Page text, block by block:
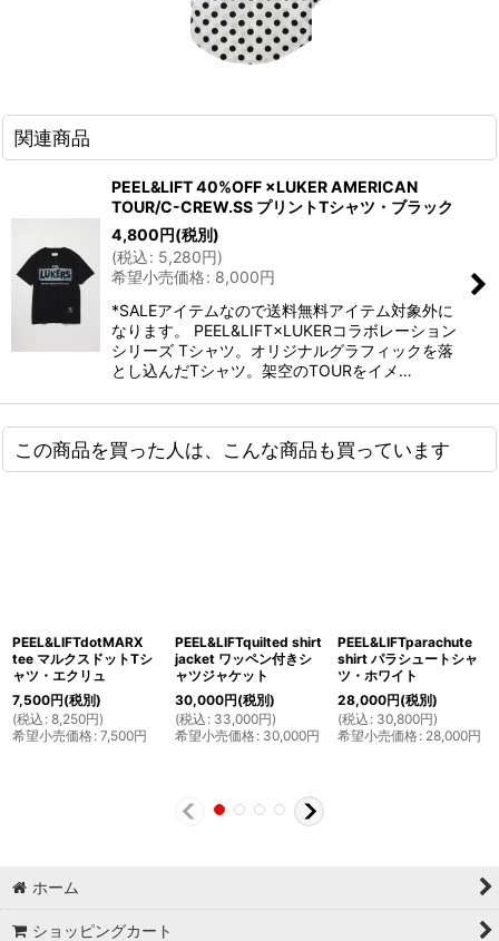
関連商品
PEEL&LIFT 40%OFF ×LUKER AMERICAN
TOUR/C-CREW.SS プリントTシャツ・ブラック
4,800円(税別)
(税込: 5,280円)
希望小売価格: 8,000円
*SALEアイテムなので送料無料アイテム対象外に
なります。 PEEL&LIFT×LUKERコラボレーション
シリーズ Tシャツ。オリジナルグラフィックを落
とし込んだTシャツ。架空のTOURをイメ…
この商品を買った人は、こんな商品も買っています
PEEL&LIFTdotMARX
tee マルクスドットTシ
ャツ・エクリュ
7,500円(税別)
(税込 : 8,250円)
希望小売価格: 7,500円
PEEL&LIFTquilted shirt
jacket ワッペン付きシ
ャツジャケット
30,000円(税別)
(税込 : 33,000円)
希望小売価格: 30,000円
PEEL&LIFTparachute
shirt パラシュートシャ
ツ・ホワイト
28,000円(税別)
(税込 : 30,800円)
希望小売価格: 28,000円
ホーム
ショッピングカート